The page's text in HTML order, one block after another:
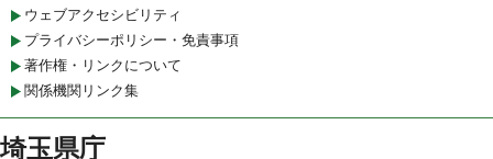
ウェブアクセシビリティ
プライバシーポリシー・免責事項
著作権・リンクについて
関係機関リンク集
埼玉県庁